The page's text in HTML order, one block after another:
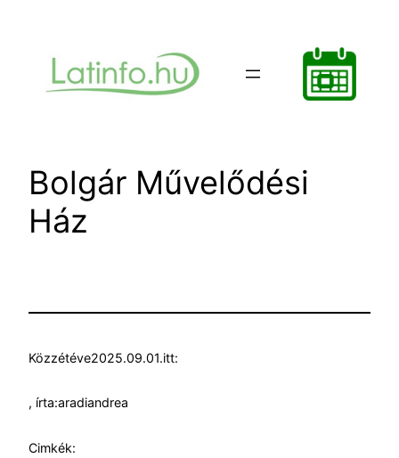
tartalomhoz
Bolgár Művelődési
Ház
Közzétéve2025.09.01.itt:
, írta:aradiandrea
Cimkék: